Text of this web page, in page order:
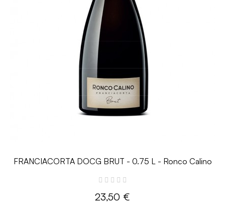
FRANCIACORTA DOCG BRUT - 0.75 L - Ronco Calino
23,50 €